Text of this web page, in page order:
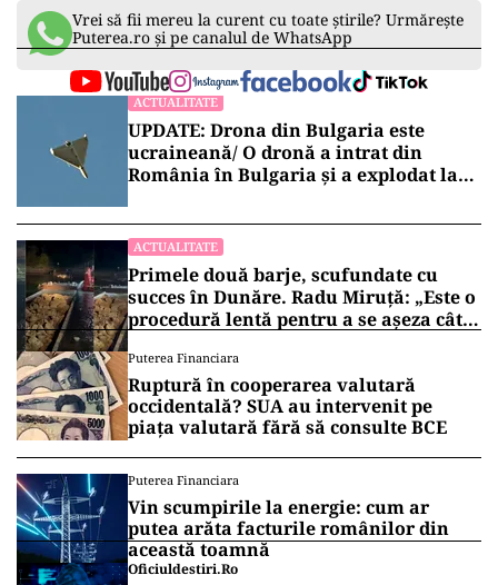
Vrei să fii mereu la curent cu toate știrile? Urmărește
Puterea.ro și pe canalul de WhatsApp
ACTUALITATE
UPDATE: Drona din Bulgaria este
ucraineană/ O dronă a intrat din
România în Bulgaria şi a explodat la
ACTUALITATE
Primele două barje, scufundate cu
succes în Dunăre. Radu Miruță: „Este o
procedură lentă pentru a se așeza cât
Puterea Financiara
Ruptură în cooperarea valutară
occidentală? SUA au intervenit pe
piața valutară fără să consulte BCE
Puterea Financiara
Vin scumpirile la energie: cum ar
putea arăta facturile românilor din
această toamnă
Oficiuldestiri.ro